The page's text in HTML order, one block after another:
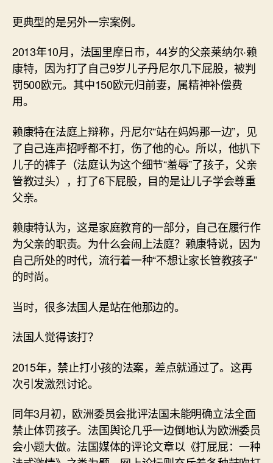
更典型的是另外一宗案例。
2013年10月，法国里摩日市，44岁的父亲莱纳尔·赖
康特，因为打了自己9岁儿子丹尼尔几下屁股，被判
罚500欧元。其中150欧元归前妻，属精神补偿费
用。
赖康特在法庭上辩称，丹尼尔“站在妈妈那一边”，见
了自己连声招呼都不打，伤了他的心。所以，他扒下
儿子的裤子（法庭认为这个细节“羞辱”了孩子，父亲
管教过头），打了6下屁股，目的是让儿子学会尊重
父亲。
赖康特认为，这是家庭教育的一部分，自己在履行作
为父亲的职责。为什么会闹上法庭？赖康特说，因为
自己所处的时代，流行着一种“不想让家长管教孩子”
的时尚。
当时，很多法国人是站在他那边的。
法国人觉得该打？
2015年，禁止打小孩的法案，差点就通过了。这再
次引发激烈讨论。
同年3月初，欧洲委员会批评法国未能明确立法全面
禁止体罚孩子。法国舆论几乎一边倒地认为欧洲委员
会小题大做。法国媒体的评论文章以《打屁屁：一种